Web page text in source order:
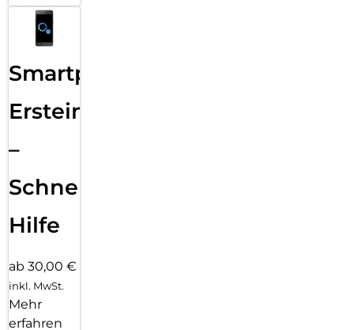
Smartphone
Ersteinrichtung
–
Schnelle
Hilfe
ab 30,00 €
inkl. MwSt.
Mehr
erfahren